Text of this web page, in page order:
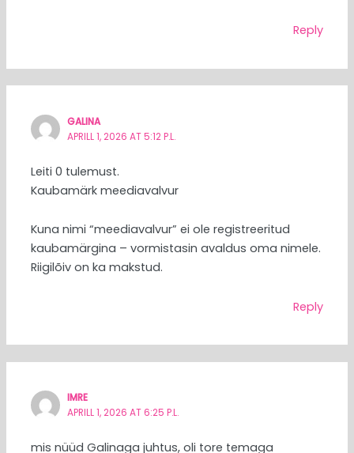
Reply
GALINA
APRILL 1, 2026 AT 5:12 P.L.
Leiti 0 tulemust.
Kaubamärk meediavalvur
Kuna nimi “meediavalvur” ei ole registreeritud
kaubamärgina – vormistasin avaldus oma nimele.
Riigilõiv on ka makstud.
Reply
IMRE
APRILL 1, 2026 AT 6:25 P.L.
mis nüüd Galinaga juhtus, oli tore temaga